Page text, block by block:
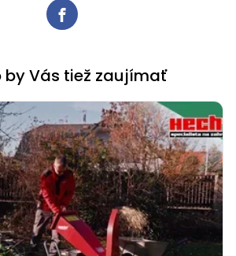
by Vás tiež zaujímať